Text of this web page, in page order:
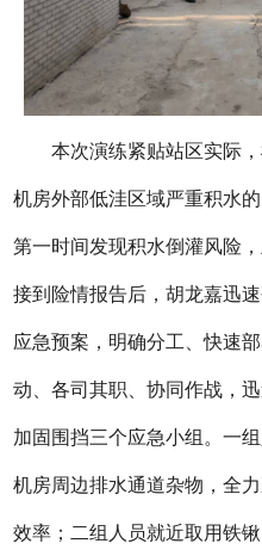
本次演练紧贴站区实际，
机房外部低洼区域严重积水
第一时间发现积水倒灌风险
接到险情报告后，胡龙嘉迅
应急预案，明确分工、快速
动、各司其职、协同作战，
加固围挡三个应急小组。一
机房周边排水通道杂物，全
效率；二组人员就近取用铁